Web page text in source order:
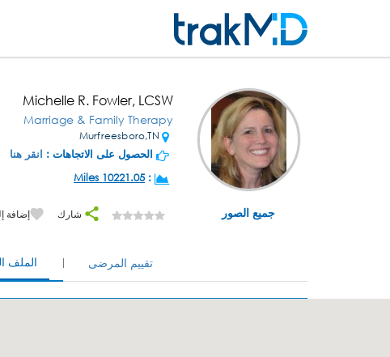
جميع الصور
Michelle R. Fowler, LCSW
Marriage & Family Therapy
الحصول على الاتجاهات : انقر هنا
:
10221.05 Miles
شارك إضافة
الملف تقييم المرضى